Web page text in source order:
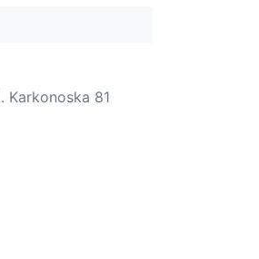
Karkonoska 81